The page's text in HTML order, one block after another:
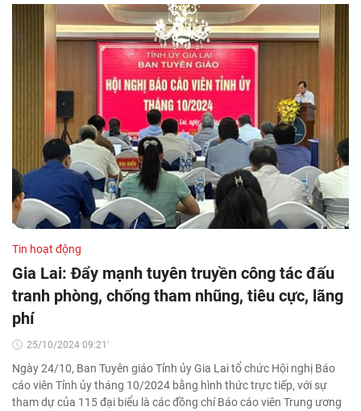
Tin hoạt động
Gia Lai: Đẩy mạnh tuyên truyền công tác đấu
tranh phòng, chống tham nhũng, tiêu cực, lãng
phí
25/10/2024 09:21'
Ngày 24/10, Ban Tuyên giáo Tỉnh ủy Gia Lai tổ chức Hội nghị Báo
cáo viên Tỉnh ủy tháng 10/2024 bằng hình thức trực tiếp, với sự
tham dự của 115 đại biểu là các đồng chí Báo cáo viên Trung ương